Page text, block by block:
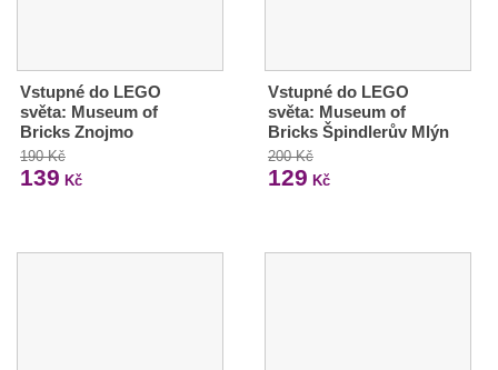
Vstupné do LEGO
světa: Museum of
Bricks Znojmo
190 Kč
139 Kč
Vstupné do LEGO
světa: Museum of
Bricks Špindlerův Mlýn
200 Kč
129 Kč